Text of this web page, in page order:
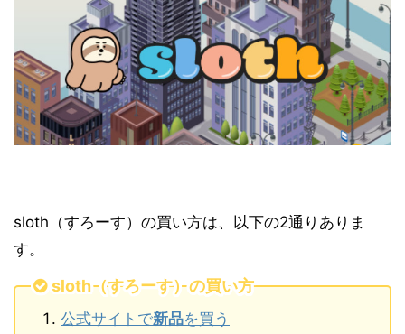
sloth（すろーす）の買い方は、以下の2通りありま
す。
sloth（すろーす）の買い方
公式サイトで新品を買う